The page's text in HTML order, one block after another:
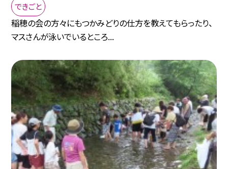
できごと
稲穂の会の方々にもつかみどりの仕方を教えてもらったり、
マスさんが泳いでいるところ...